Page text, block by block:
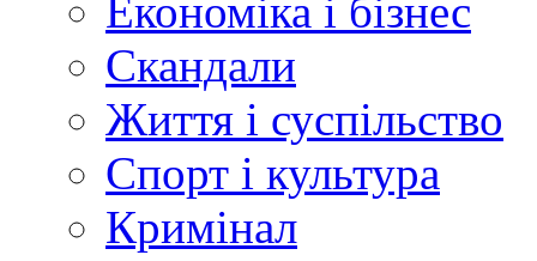
Економіка і бізнес
Скандали
Життя і суспільство
Спорт і культура
Кримінал